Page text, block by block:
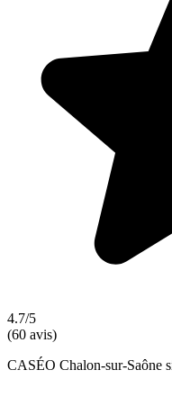
4.7/5
(60 avis)
CASÉO Chalon-sur-Saône